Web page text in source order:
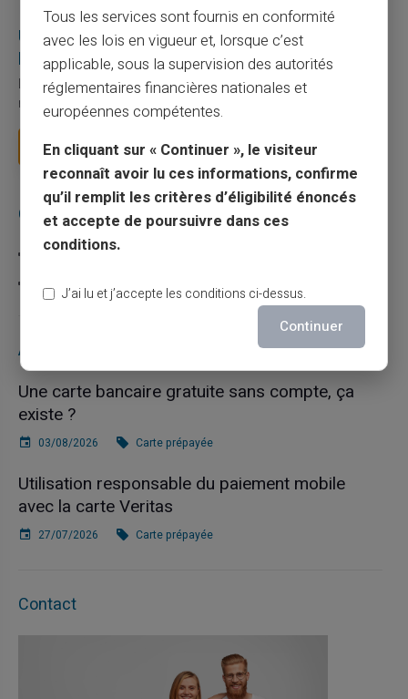
27/07/2026 Carte prépayée
Utilisation responsable du paiement mobile avec
la carte Veritas
Le paiement mobile s'est imposé dans les habitudes quotidiennes,
mais il appelle des réflexes pour é...
Lire la suite
Catégories
Carte prépayée
Articles récents
Une carte bancaire gratuite sans compte, ça
existe ?
03/08/2026 Carte prépayée
Utilisation responsable du paiement mobile
avec la carte Veritas
27/07/2026 Carte prépayée
Contact
Tous les services sont fournis en conformité
avec les lois en vigueur et, lorsque c’est
applicable, sous la supervision des autorités
réglementaires financières nationales et
européennes compétentes.
En cliquant sur « Continuer », le visiteur
reconnaît avoir lu ces informations, confirme
qu’il remplit les critères d’éligibilité énoncés
et accepte de poursuivre dans ces
conditions.
J’ai lu et j’accepte les conditions ci-dessus.
Continuer